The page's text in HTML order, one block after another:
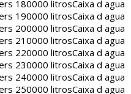
180000 litrosCaixa d agua
190000 litrosCaixa d agua
200000 litrosCaixa d agua
210000 litrosCaixa d agua
220000 litrosCaixa d agua
230000 litrosCaixa d agua
240000 litrosCaixa d agua
250000 litrosCaixa d agua